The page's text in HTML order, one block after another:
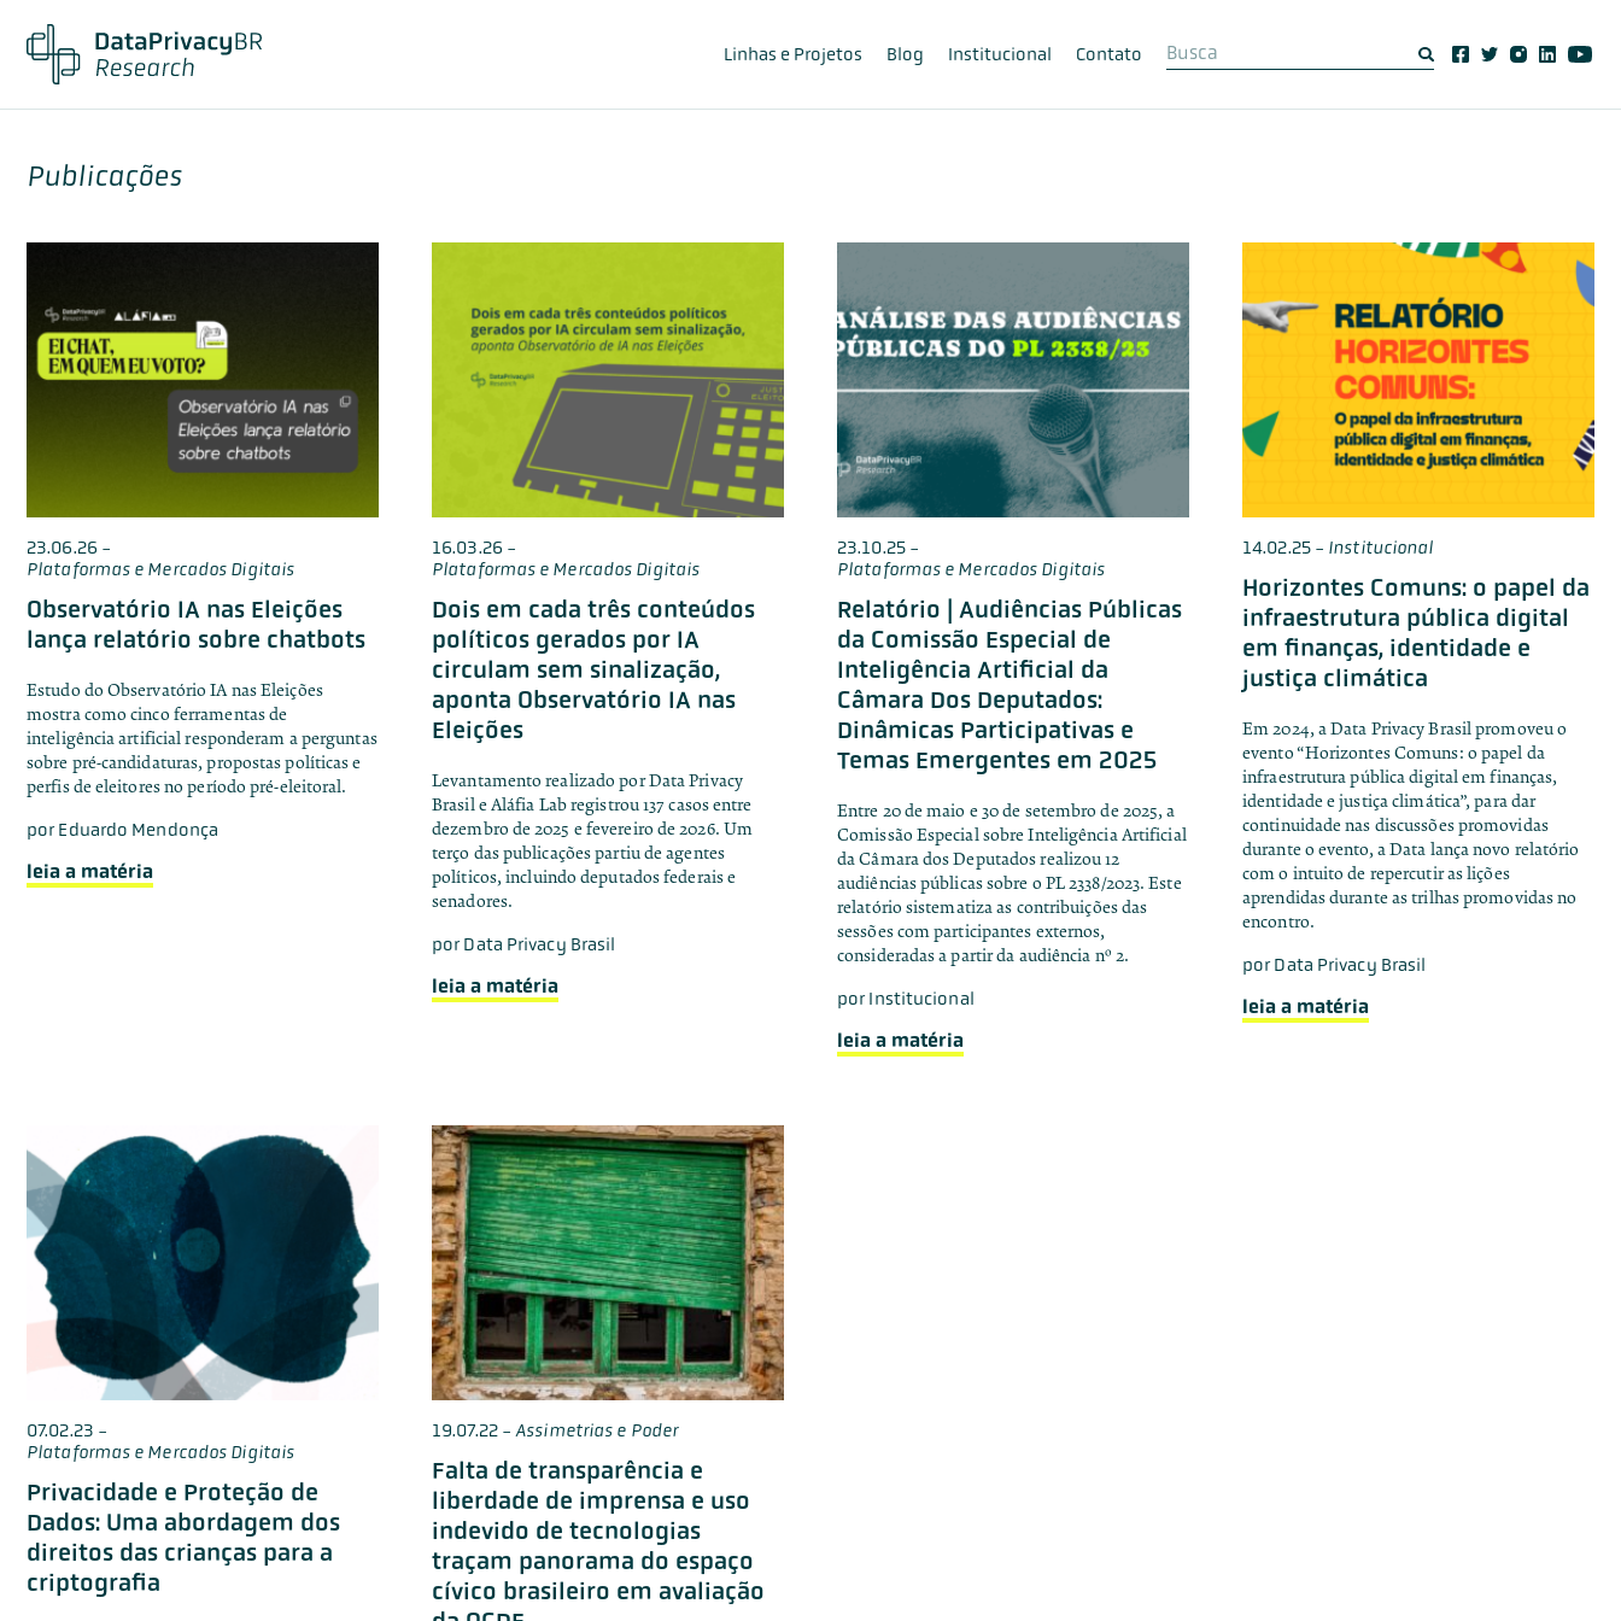
Linhas e Projetos Blog Institucional Contato
Publicações
23.06.26 -
Plataformas e Mercados Digitais
Observatório IA nas Eleições
lança relatório sobre chatbots
Estudo do Observatório IA nas Eleições
mostra como cinco ferramentas de
inteligência artificial responderam a perguntas
sobre pré-candidaturas, propostas políticas e
perfis de eleitores no período pré-eleitoral.
porEduardo Mendonça
leia a matéria
16.03.26 -
Plataformas e Mercados Digitais
Dois em cada três conteúdos
políticos gerados por IA
circulam sem sinalização,
aponta Observatório IA nas
Eleições
Levantamento realizado por Data Privacy
Brasil e Aláfia Lab registrou 137 casos entre
dezembro de 2025 e fevereiro de 2026. Um
terço das publicações partiu de agentes
políticos, incluindo deputados federais e
senadores.
porData Privacy Brasil
leia a matéria
23.10.25-
Plataformas e Mercados Digitais
Relatório | Audiências Públicas
da Comissão Especial de
Inteligência Artificial da
Câmara Dos Deputados:
Dinâmicas Participativas e
Temas Emergentes em 2025
Entre 20 de maio e 30 de setembro de 2025, a
Comissão Especial sobre Inteligência Artificial
da Câmara dos Deputados realizou 12
audiências públicas sobre o PL 2338/2023. Este
relatório sistematiza as contribuições das
sessões com participantes externos,
consideradas a partir da audiência nº 2.
porInstitucional
leia a matéria
14.02.25- Institucional
Horizontes Comuns: o papel da
infraestrutura pública digital
em finanças, identidade e
justiça climática
Em 2024, a Data Privacy Brasil promoveu o
evento “Horizontes Comuns: o papel da
infraestrutura pública digital em finanças,
identidade e justiça climática”, para dar
continuidade nas discussões promovidas
durante o evento, a Data lança novo relatório
com o intuito de repercutir as lições
aprendidas durante as trilhas promovidas no
encontro.
porData Privacy Brasil
leia a matéria
07.02.23 -
Plataformas e Mercados Digitais
Privacidade e Proteção de
Dados: Uma abordagem dos
direitos das crianças para a
criptografia
19.07.22-Assimetrias e Poder
Falta de transparência e
liberdade de imprensa e uso
indevido de tecnologias
traçam panorama do espaço
cívico brasileiro em avaliação